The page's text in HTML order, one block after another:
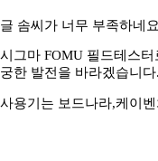
글 솜씨가 너무 부족하네
시그마 FOMU 필드테스
궁한 발전을 바라겠습니다.
사용기는 보드나라,케이